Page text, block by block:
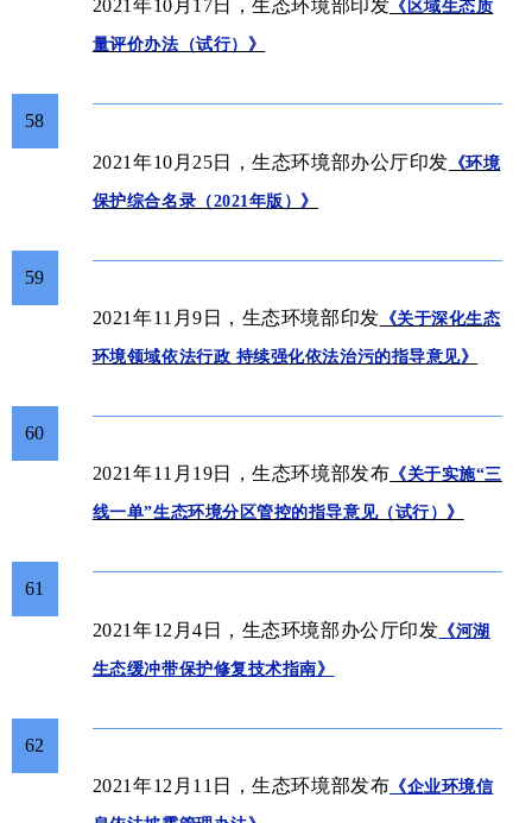
2021年10月17日，生态环境部印发 《区域生态质
量评价办法（试行）》
58
2021年10月25日，生态环境部办公厅印发 《环境
保护综合名录（2021年版）》
59
2021年11月9日，生态环境部印发 《关于深化生态
环境领域依法行政 持续强化依法治污的指导意见》
60
2021年11月19日，生态环境部发布 《关于实施“三
线一单”生态环境分区管控的指导意见（试行）》
61
2021年12月4日，生态环境部办公厅印发 《河湖
生态缓冲带保护修复技术指南》
62
2021年12月11日，生态环境部发布 《企业环境信